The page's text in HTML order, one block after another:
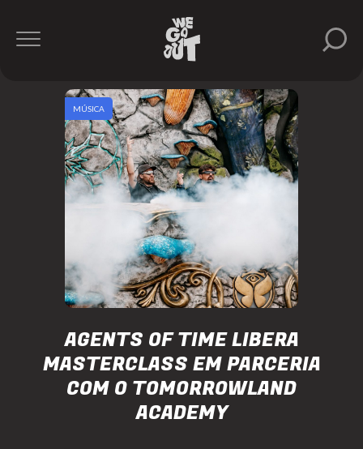
AGENTS OF TIME LIBERA
MASTERCLASS EM PARCERIA
COM O TOMORROWLAND
ACADEMY
MÚSICA